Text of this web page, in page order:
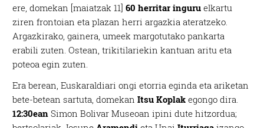
ere, domekan [maiatzak 11]60 herritar inguru elkartu
ziren frontoian eta plazan herri argazkia ateratzeko.
Argazkirako, gainera, umeek margotutako pankarta
erabili zuten. Ostean, trikitilariekin kantuan aritu eta
poteoa egin zuten.
Era berean, Euskaraldiari ongi etorria eginda eta ariketan
bete-betean sartuta, domekanItsu Koplak egongo dira.
12:30ean Simon Bolivar Museoan ipini dute hitzordua;